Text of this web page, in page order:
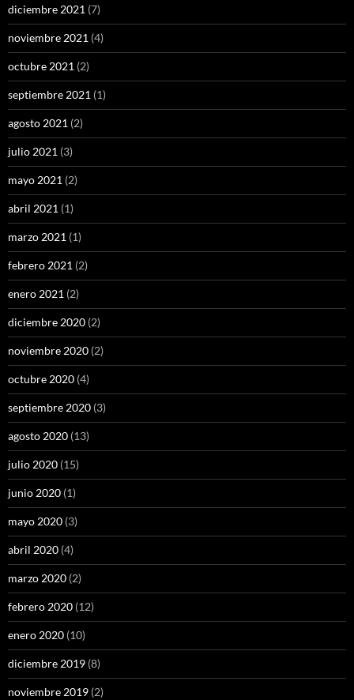
diciembre 2021 (7)
noviembre 2021 (4)
octubre 2021 (2)
septiembre 2021 (1)
agosto 2021 (2)
julio 2021 (3)
mayo 2021 (2)
abril 2021 (1)
marzo 2021 (1)
febrero 2021 (2)
enero 2021 (2)
diciembre 2020 (2)
noviembre 2020 (2)
octubre 2020 (4)
septiembre 2020 (3)
agosto 2020 (13)
julio 2020 (15)
junio 2020 (1)
mayo 2020 (3)
abril 2020 (4)
marzo 2020 (2)
febrero 2020 (12)
enero 2020 (10)
diciembre 2019 (8)
noviembre 2019 (2)